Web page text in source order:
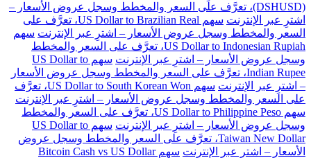
(DSHUSD)، تعرَّف على السعر والمخطط وسجل عروض الأسعار –
اشترِ عبر الإنترنت
سهم US Dollar to Brazilian Real، تعرَّف على
السعر والمخطط وسجل عروض الأسعار – اشترِ عبر الإنترنت سهم
US Dollar to Indonesian Rupiah، تعرَّف على السعر والمخطط
وسجل عروض الأسعار – اشترِ عبر الإنترنت
سهم US Dollar to
Indian Rupee، تعرَّف على السعر والمخطط وسجل عروض الأسعار
– اشترِ عبر الإنترنت
سهم US Dollar to South Korean Won، تعرَّف
على السعر والمخطط وسجل عروض الأسعار – اشترِ عبر الإنترنت
سهم US Dollar to Philippine Peso، تعرَّف على السعر والمخطط
وسجل عروض الأسعار – اشترِ عبر الإنترنت
سهم US Dollar to
Taiwan New Dollar، تعرَّف على السعر والمخطط وسجل عروض
الأسعار – اشترِ عبر الإنترنت
سهم Bitcoin Cash vs US Dollar